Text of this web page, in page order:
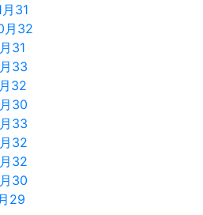
月 31
月32
31
33
32
30
33
32
32
30
29